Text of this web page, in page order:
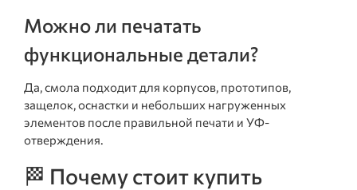
Можно ли печатать
функциональные детали?
Да, смола подходит для корпусов, прототипов,
защелок, оснастки и небольших нагруженных
элементов после правильной печати и УФ-
отверждения.
🏁 Почему стоит купить